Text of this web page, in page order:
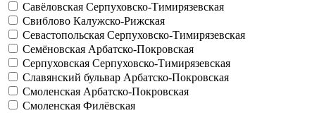
Савёловская Серпуховско-Тимирязевская
Свиблово Калужско-Рижская
Севастопольская Серпуховско-Тимирязевская
Семёновская Арбатско-Покровская
Серпуховская Серпуховско-Тимирязевская
Славянский бульвар Арбатско-Покровская
Смоленская Арбатско-Покровская
Смоленская Филёвская